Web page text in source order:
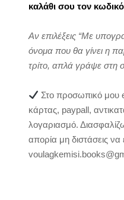
καλάθι σου τον
Αν επιλέξεις “Με
όνομα που θα γίνει η
τρίτο, απλά γράψε στη
Στο προσωπικό μου
κάρτας, paypall,
λογαριασμό.
απορία μη διστάσεις να